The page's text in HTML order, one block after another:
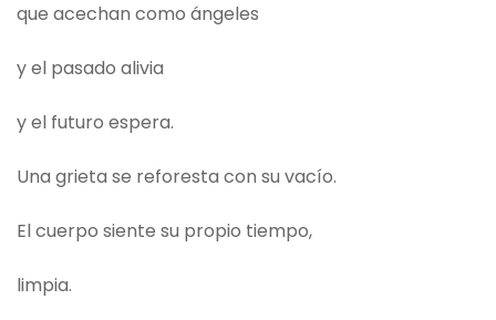
que acechan como ángeles
y el pasado alivia
y el futuro espera.
Una grieta se reforesta con su vacío.
El cuerpo siente su propio tiempo,
limpia.